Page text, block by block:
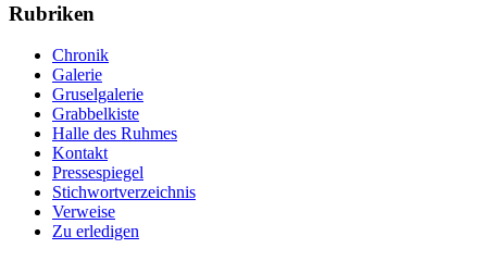
Rubriken
Chronik
Galerie
Gruselgalerie
Grabbelkiste
Halle des Ruhmes
Kontakt
Pressespiegel
Stichwortverzeichnis
Verweise
Zu erledigen